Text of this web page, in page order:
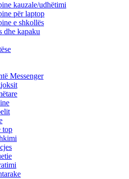
kauzale/udhëtimi
për laptop
e shkollës
dhe kapaku
Messenger
top